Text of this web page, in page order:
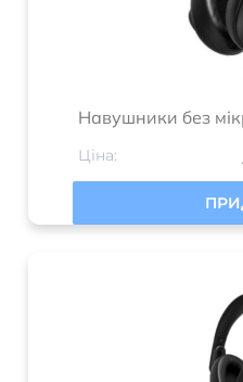
Навушники без
Ціна: